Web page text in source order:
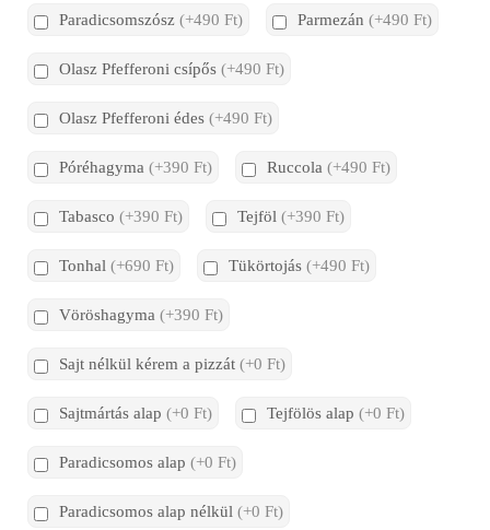
Paradicsomszósz (+490 Ft) Parmezán (+490 Ft)
Olasz Pfefferoni csípős (+490 Ft)
Olasz Pfefferoni édes (+490 Ft)
Póréhagyma (+390 Ft) Ruccola (+490 Ft)
Tabasco (+390 Ft) Tejföl (+390 Ft)
Tonhal (+690 Ft) Tükörtojás (+490 Ft)
Vöröshagyma (+390 Ft)
Sajt nélkül kérem a pizzát (+0 Ft)
Sajtmártás alap (+0 Ft) Tejfölös alap (+0 Ft)
Paradicsomos alap (+0 Ft)
Paradicsomos alap nélkül (+0 Ft)